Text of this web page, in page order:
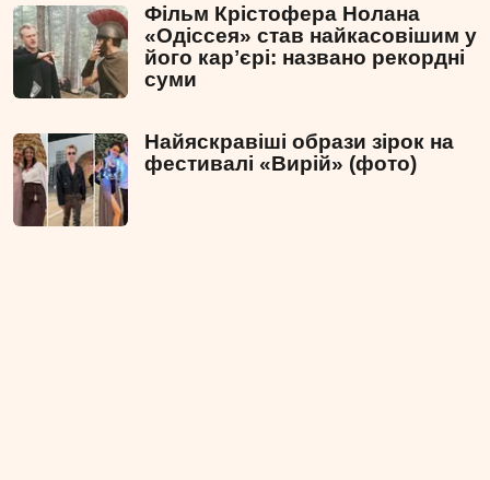
Фільм Крістофера Нолана
«Одіссея» став найкасовішим у
його карʼєрі: названо рекордні
суми
Найяскравіші образи зірок на
фестивалі «Вирій» (фото)